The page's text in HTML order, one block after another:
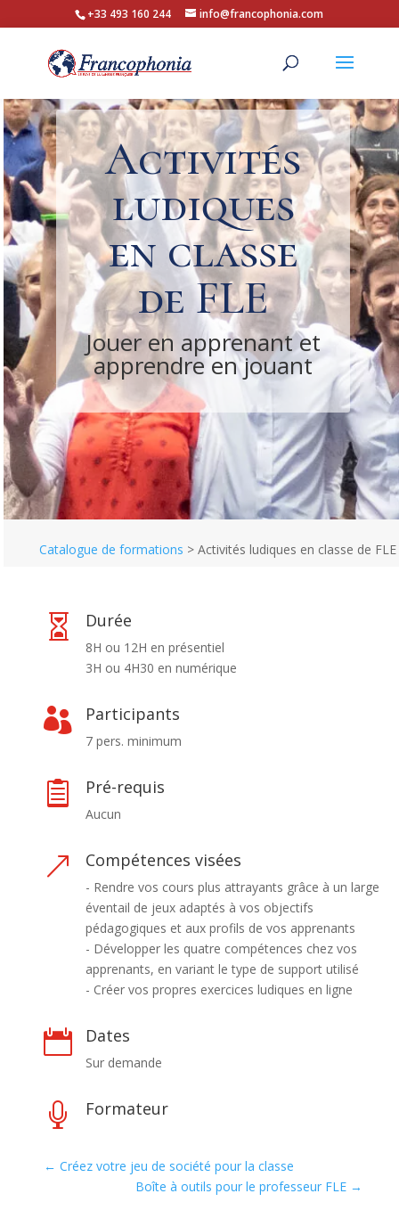
+33 493 160 244 info@francophonia.com
Activités
ludiques
en classe
de FLE
Jouer en apprenant et
apprendre en jouant
Catalogue de formations > Activités ludiques en classe de FLE
 Durée
8H ou 12H en présentiel
3H ou 4H30 en numérique
 Participants
7 pers. minimum
 Pré-requis
Aucun
& Compétences visées
- Rendre vos cours plus attrayants grâce à un large
éventail de jeux adaptés à vos objectifs
pédagogiques et aux profils de vos apprenants
- Développer les quatre compétences chez vos
apprenants, en variant le type de support utilisé
- Créer vos propres exercices ludiques en ligne
 Dates
Sur demande
 Formateur
← Créez votre jeu de société pour la classe
Boîte à outils pour le professeur FLE →